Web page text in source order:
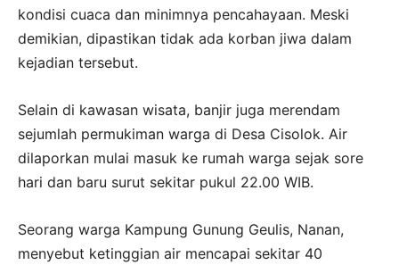
kondisi cuaca dan minimnya pencahayaan. Meski
demikian, dipastikan tidak ada korban jiwa dalam
kejadian tersebut.
Selain di kawasan wisata, banjir juga merendam
sejumlah permukiman warga di Desa Cisolok. Air
dilaporkan mulai masuk ke rumah warga sejak sore
hari dan baru surut sekitar pukul 22.00 WIB.
Seorang warga Kampung Gunung Geulis, Nanan,
menyebut ketinggian air mencapai sekitar 40